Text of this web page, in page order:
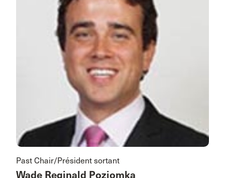
Past Chair/Président sortant
Wade Reginald Poziomka